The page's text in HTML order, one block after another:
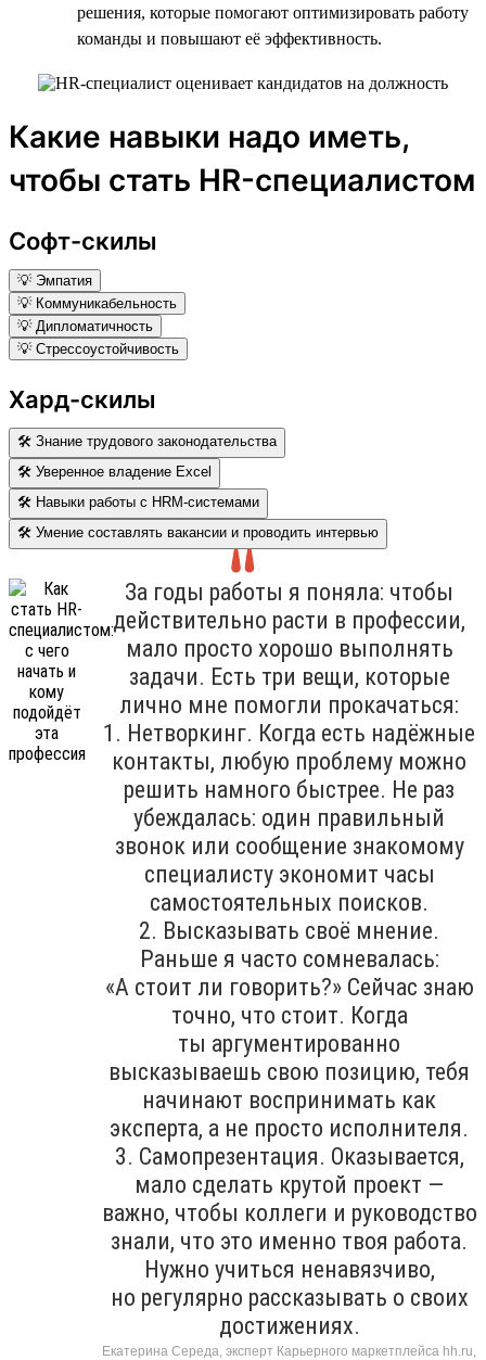
решения, которые помогают оптимизировать работу
команды и повышают её эффективность.
Какие навыки надо иметь,
чтобы стать HR-специалистом
Софт-скилы
💡 Эмпатия
💡 Коммуникабельность
💡 Дипломатичность
💡 Стрессоустойчивость
Хард-скилы
🛠 Знание трудового законодательства
🛠 Уверенное владение Excel
🛠 Навыки работы с HRM-системами
🛠 Умение составлять вакансии и проводить интервью
За годы работы я поняла: чтобы
действительно расти в профессии,
мало просто хорошо выполнять
задачи. Есть три вещи, которые
лично мне помогли прокачаться:
1. Нетворкинг. Когда есть надёжные
контакты, любую проблему можно
решить намного быстрее. Не раз
убеждалась: один правильный
звонок или сообщение знакомому
специалисту экономит часы
самостоятельных поисков.
2. Высказывать своё мнение.
Раньше я часто сомневалась:
«А стоит ли говорить?» Сейчас знаю
точно, что стоит. Когда
ты аргументированно
высказываешь свою позицию, тебя
начинают воспринимать как
эксперта, а не просто исполнителя.
3. Самопрезентация. Оказывается,
мало сделать крутой проект —
важно, чтобы коллеги и руководство
знали, что это именно твоя работа.
Нужно учиться ненавязчиво,
но регулярно рассказывать о своих
достижениях.
Екатерина Середа, эксперт Карьерного маркетплейса hh.ru,